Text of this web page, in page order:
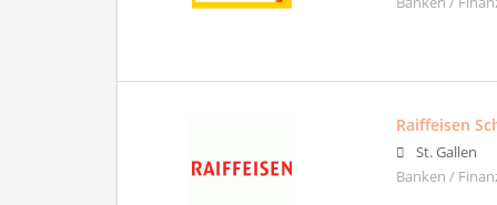
Raiffeisen
St. Gallen
Banken /